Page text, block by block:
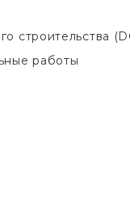
строительства
работы